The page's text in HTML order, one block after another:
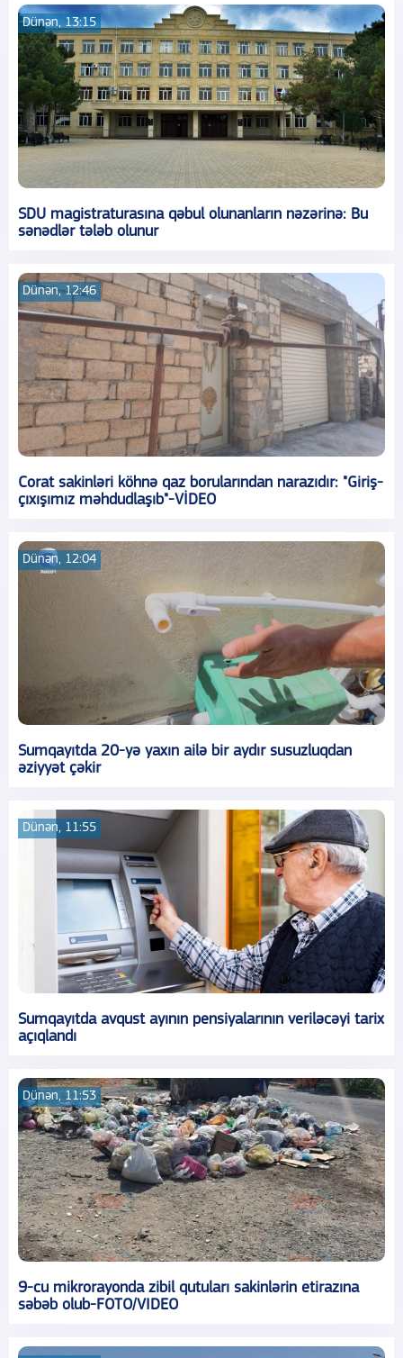
Dünən, 13:15
SDU magistraturasına qəbul olunanların nəzərinə: Bu
sənədlər tələb olunur
Dünən, 12:46
Corat sakinləri köhnə qaz borularından narazıdır: "Giriş-
çıxışımız məhdudlaşıb"-VİDEO
Dünən, 12:04
Sumqayıtda 20-yə yaxın ailə bir aydır susuzluqdan
əziyyət çəkir
Dünən, 11:55
Sumqayıtda avqust ayının pensiyalarının veriləcəyi tarix
açıqlandı
Dünən, 11:53
9-cu mikrorayonda zibil qutuları sakinlərin etirazına
səbəb olub-FOTO/VIDEO